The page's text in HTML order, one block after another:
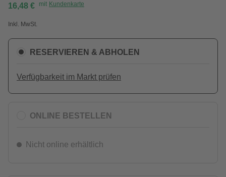
16,48 € mit Kundenkarte
Inkl. MwSt.
RESERVIEREN & ABHOLEN
Verfügbarkeit im Markt prüfen
ONLINE BESTELLEN
Nicht online erhältlich